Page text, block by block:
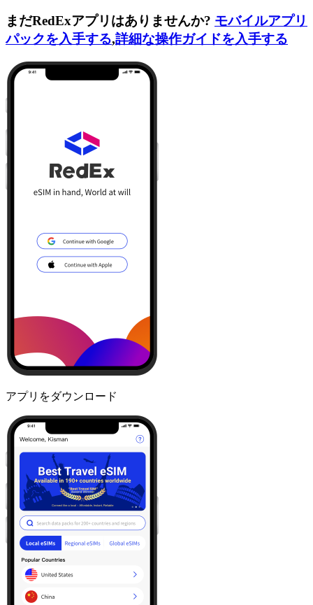
まだRedExアプリはありませんか? モバイルアプリ
パックを入手する,詳細な操作ガイドを入手する
アプリをダウンロード